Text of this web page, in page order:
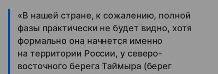
«В нашей стране, к сожалению, полной
фазы практически не будет видно, хотя
формально она начнется именно
на территории России, у северо-
восточного берега Таймыра (берег